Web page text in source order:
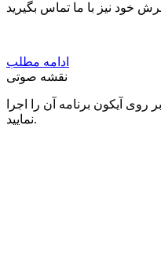
ادامه مطلب
نقشه صوتی
آیکون برنامه آن را اجرا
نمایید.